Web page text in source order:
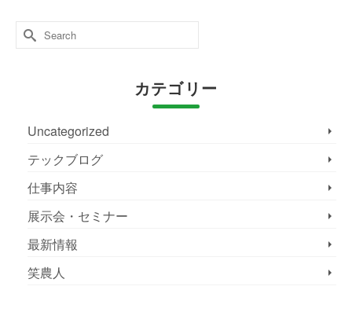
Search
for:
カテゴリー
Uncategorized
テックブログ
仕事内容
展示会・セミナー
最新情報
笑農人